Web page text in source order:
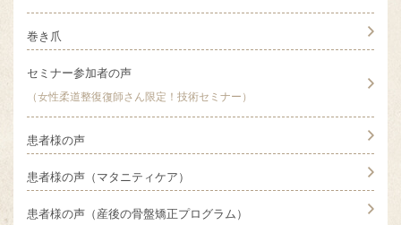
巻き爪
セミナー参加者の声
（女性柔道整復復師さん限定！技術セミナー）
患者様の声
患者様の声（マタニティケア）
患者様の声（産後の骨盤矯正プログラム）